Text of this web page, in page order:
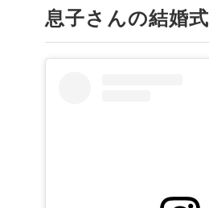
息子さんの結婚式